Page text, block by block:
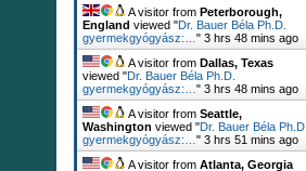
A visitor from Peterborough,
England viewed "Dr. Bauer Béla Ph.D.
gyermekgyógyász:… " 3 hrs 48 mins ago
A visitor from Dallas, Texas
viewed "Dr. Bauer Béla Ph.D.
gyermekgyógyász:… " 3 hrs 48 mins ago
A visitor from Seattle,
Washington viewed "Dr. Bauer Béla Ph.D.
gyermekgyógyász:… " 3 hrs 51 mins ago
A visitor from Atlanta, Georgia